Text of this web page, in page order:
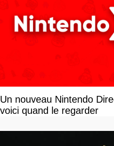
Un nouveau Nintendo
voici quand le regarder